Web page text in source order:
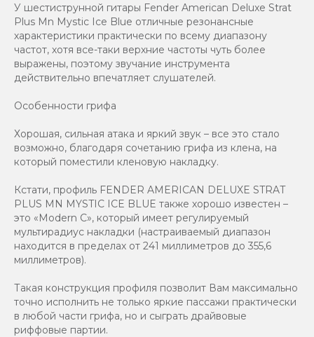
У шестиструнной гитары Fender American Deluxe Strat
Plus Mn Mystic Ice Blue отличные резонансные
характеристики практически по всему диапазону
частот, хотя все-таки верхние частоты чуть более
выражены, поэтому звучание инструмента
действительно впечатляет слушателей.
Особенности грифа
Хорошая, сильная атака и яркий звук – все это стало
возможно, благодаря сочетанию грифа из клена, на
который поместили кленовую накладку.
Кстати, профиль FENDER AMERICAN DELUXE STRAT
PLUS MN MYSTIC ICE BLUE также хорошо известен –
это «Modern С», который имеет регулируемый
мультирадиус накладки (настраиваемый диапазон
находится в пределах от 241 миллиметров до 355,6
миллиметров).
Такая конструкция профиля позволит Вам максимально
точно исполнить не только яркие пассажи практически
в любой части грифа, но и сыграть драйвовые
риффовые партии.